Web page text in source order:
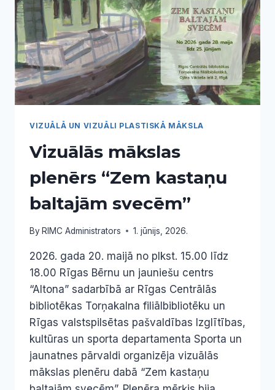
“ANNA
IZZINA
RĪGU.
DURVIS,
KAS
NAV
TIKAI
DURVIS”
VIZUĀLĀ UN VIZUĀLI PLASTISKĀ MĀKSLA
Vizuālās mākslas
plenērs “Zem kastaņu
baltajām svecēm”
By RIMC Administrators 1. jūnijs, 2026.
2026. gada 20. maijā no plkst. 15.00 līdz
18.00 Rīgas Bērnu un jauniešu centrs
“Altona” sadarbībā ar Rīgas Centrālās
bibliotēkas Torņakalna filiālbibliotēku un
Rīgas valstspilsētas pašvaldības Izglītības,
kultūras un sporta departamenta Sporta un
jaunatnes pārvaldi organizēja vizuālās
mākslas plenēru dabā “Zem kastaņu